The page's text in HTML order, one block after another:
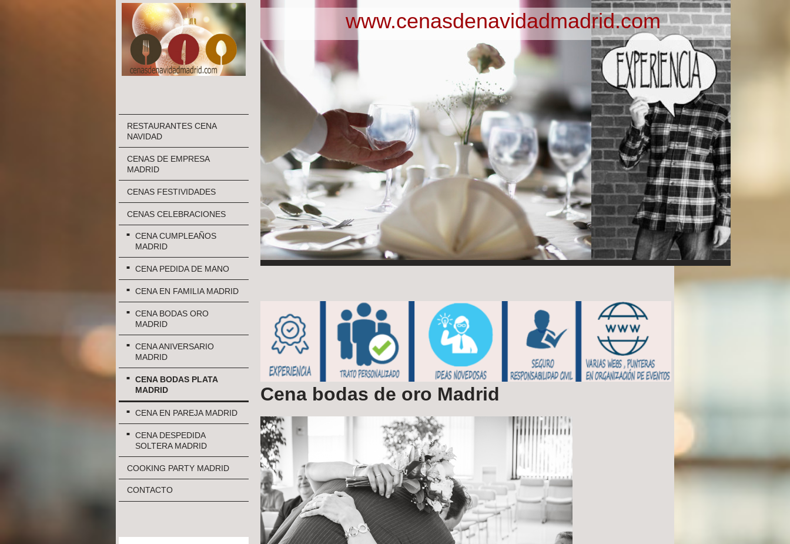
RESTAURANTES CENA
NAVIDAD
CENAS DE EMPRESA
MADRID
CENAS FESTIVIDADES
CENAS CELEBRACIONES
CENA CUMPLEAÑOS
MADRID
CENA PEDIDA DE MANO
CENA EN FAMILIA MADRID
CENA BODAS ORO
MADRID
CENA ANIVERSARIO
MADRID
CENA BODAS PLATA
MADRID
CENA EN PAREJA MADRID
CENA DESPEDIDA
SOLTERA MADRID
COOKING PARTY MADRID
CONTACTO
www.cenasdenavidadmadrid.com
Cena bodas de oro Madrid